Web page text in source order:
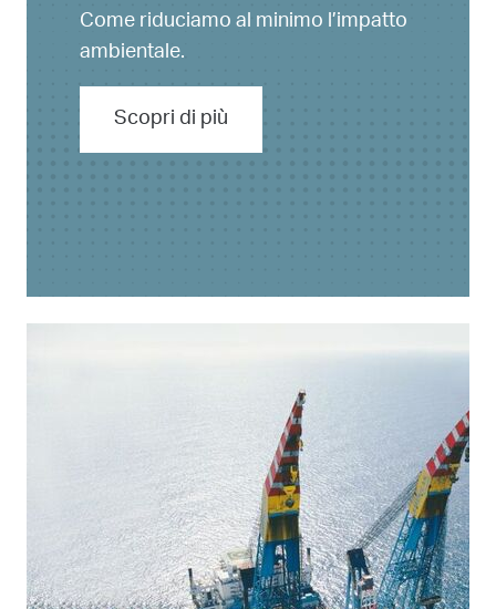
Come riduciamo al minimo l’impatto
ambientale.
Scopri di più